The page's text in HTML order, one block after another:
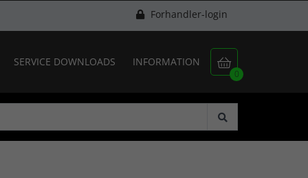
Forhandler-login

0
SERVICE DOWNLOADS INFORMATION